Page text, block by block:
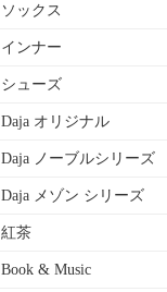
ソックス
インナー
シューズ
Daja オリジナル
Daja ノーブルシリーズ
Daja メゾン シリーズ
紅茶
Book & Music